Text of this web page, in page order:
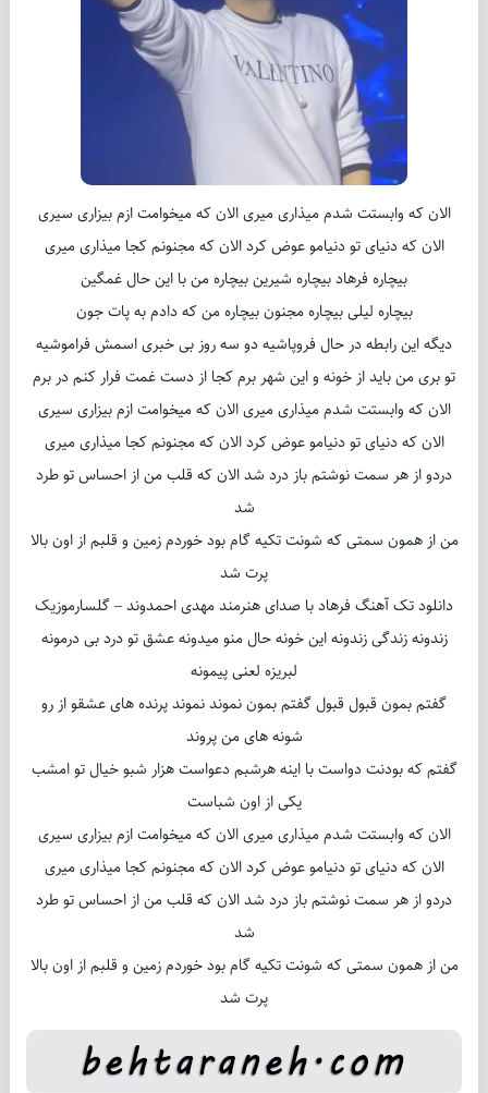
الان که وابستت شدم میذاری میری الان که میخوامت ازم بیزاری سیری
الان که دنیای تو دنیامو عوض کرد الان که مجنونم کجا میذاری میری
بیچاره فرهاد بیچاره شیرین بیچاره من با این حال غمگین
بیچاره لیلی بیچاره مجنون بیچاره من که دادم به پات جون
دیگه این رابطه در حال فروپاشیه دو سه روز بی خبری اسمش فراموشیه
تو بری من باید از خونه و این شهر برم کجا از دست غمت فرار کنم در برم
الان که وابستت شدم میذاری میری الان که میخوامت ازم بیزاری سیری
الان که دنیای تو دنیامو عوض کرد الان که مجنونم کجا میذاری میری
دردو از هر سمت نوشتم باز درد شد الان که قلب من از احساس تو طرد
شد
من از همون سمتی که شونت تکیه گام بود خوردم زمین و قلبم از اون بالا
پرت شد
دانلود تک آهنگ فرهاد با صدای هنرمند مهدی احمدوند – گلسارموزیک
زندونه زندگی زندونه این خونه حال منو میدونه عشق تو درد بی درمونه
لبریزه لعنی پیمونه
گفتم بمون قبول قبول گفتم بمون نموند نموند پرنده های عشقو از رو
شونه های من پروند
گفتم که بودنت دواست با اینه هرشبم دعواست هزار شبو خیال تو امشب
یکی از اون شباست
الان که وابستت شدم میذاری میری الان که میخوامت ازم بیزاری سیری
الان که دنیای تو دنیامو عوض کرد الان که مجنونم کجا میذاری میری
دردو از هر سمت نوشتم باز درد شد الان که قلب من از احساس تو طرد
شد
من از همون سمتی که شونت تکیه گام بود خوردم زمین و قلبم از اون بالا
پرت شد